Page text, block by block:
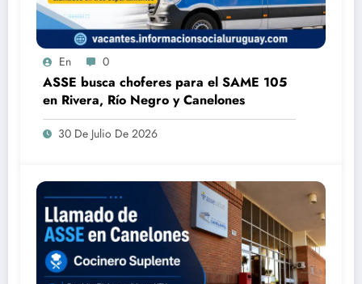
En 0
ASSE busca choferes para el SAME 105
en Rivera, Río Negro y Canelones
30 De Julio De 2026